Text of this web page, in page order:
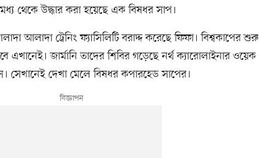
থেকে উদ্ধার করা হয়েছে এক বিষধর সাপ।
আলাদা ট্রেনিং ফ্যাসিলিটি বরাদ্দ করেছে ফিফা। বিশ্বকাপের শুরু
জার্মানি তাদের শিবির গড়েছে নর্থ ক্যারোলাইনার ওয়েক
সেখানেই দেখা মেলে বিষধর কপারহেড সাপের।